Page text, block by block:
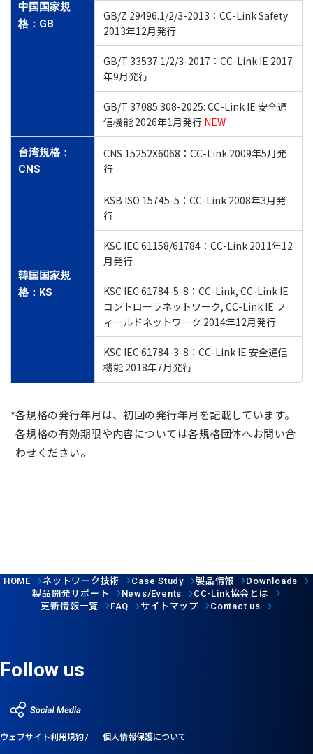
中国国家規
格：GB
GB/Z 29496.1/2/3-2013：CC-Link Safety
2013年12月発行
GB/T 33537.1/2/3-2017：CC-Link IE 2017
年9月発行
GB/T 37085.308-2025: CC-Link IE 安全通
信機能 2026年1月発行 NEW
台湾規格：
CNS
CNS 15252X6068：CC-Link 2009年5月発
行
韓国国家規
格：KS
KSB ISO 15745-5：CC-Link 2008年3月発
行
KSC IEC 61158/61784：CC-Link 2011年12
月発行
KSC IEC 61784-5-8：CC-Link, CC-Link IE
コントローラネットワーク, CC-Link IE フ
ィールドネットワーク 2014年12月発行
KSC IEC 61784-3-8：CC-Link IE 安全通信
機能 2018年7月発行
各規格の発行年月は、初回の発行年月を記載しています。
各規格の有効期限や内容については各規格団体へお問い合
わせください。
HOME ネットワーク技術 Case Study 製品情報 Downloads
製品開発サポート News/Events CC-Link協会とは
更新情報一覧
FAQ サイトマップ Contact us
Follow us
ウェブサイト利用規約 個人情報保護について